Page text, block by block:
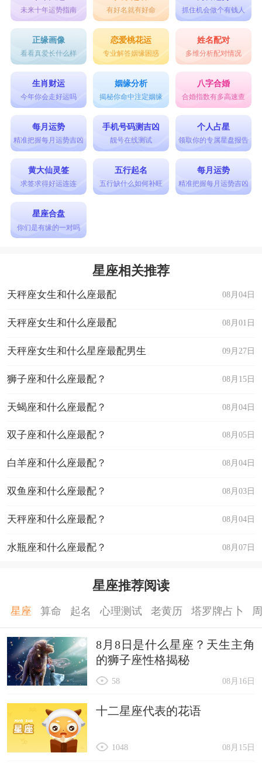
未来十年运势指南 有好名就有好命 抓住机会做个有钱人
正缘画像
看看真爱长什么样
恋爱桃花运
专业解答姻缘困惑
姓名配对
多维分析配对情况
生肖财运
今年你会走好运吗
姻缘分析
揭秘你命中注定姻缘
八字合婚
合婚指数有多高速查
每月运势
精准把握每月运势吉凶
手机号码测吉凶
靓号在线测试
个人占星
领取你的专属星盘报告
黄大仙灵签
求签求得好运连连
五行起名
五行缺什么如何补旺
每月运势
精准把握每月运势吉凶
星座合盘
你们是有缘的一对吗
星座相关推荐
08月04日
天秤座女生和什么座最配
08月01日
天秤座女生和什么座最配
09月27日
天秤座女生和什么星座最配男生
08月15日
狮子座和什么座最配？
08月04日
天蝎座和什么座最配？
08月05日
双子座和什么座最配？
08月04日
白羊座和什么座最配？
08月03日
双鱼座和什么座最配？
08月04日
天秤座和什么座最配？
08月07日
水瓶座和什么座最配？
星座推荐阅读
星座 算命 起名 心理测试 老黄历 塔罗牌占卜
8月8日是什么星座？天生主角
的狮子座性格揭秘
08月16日
58
十二星座代表的花语
08月15日
1048